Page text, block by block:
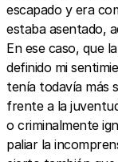
escapado y era
estaba asentado,
En ese caso, que
definido mi
tenía todavía más
frente a la
o criminalmente
paliar la